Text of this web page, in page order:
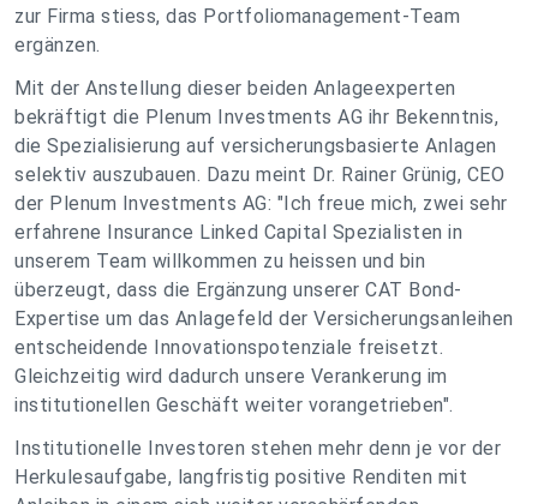
zur Firma stiess, das Portfoliomanagement-Team
ergänzen.
Mit der Anstellung dieser beiden Anlageexperten
bekräftigt die Plenum Investments AG ihr Bekenntnis,
die Spezialisierung auf versicherungsbasierte Anlagen
selektiv auszubauen. Dazu meint Dr. Rainer Grünig, CEO
der Plenum Investments AG: "Ich freue mich, zwei sehr
erfahrene Insurance Linked Capital Spezialisten in
unserem Team willkommen zu heissen und bin
überzeugt, dass die Ergänzung unserer CAT Bond-
Expertise um das Anlagefeld der Versicherungsanleihen
entscheidende Innovationspotenziale freisetzt.
Gleichzeitig wird dadurch unsere Verankerung im
institutionellen Geschäft weiter vorangetrieben".
Institutionelle Investoren stehen mehr denn je vor der
Herkulesaufgabe, langfristig positive Renditen mit